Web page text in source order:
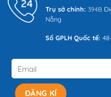
Trụ sở chính: 394B
Nẵng
Số GPLH Quốc tế: